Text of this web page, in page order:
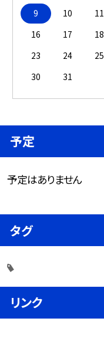
9
10 11
16
17 18
23
24 25
30
31
予定
予定はありません
タグ
リンク